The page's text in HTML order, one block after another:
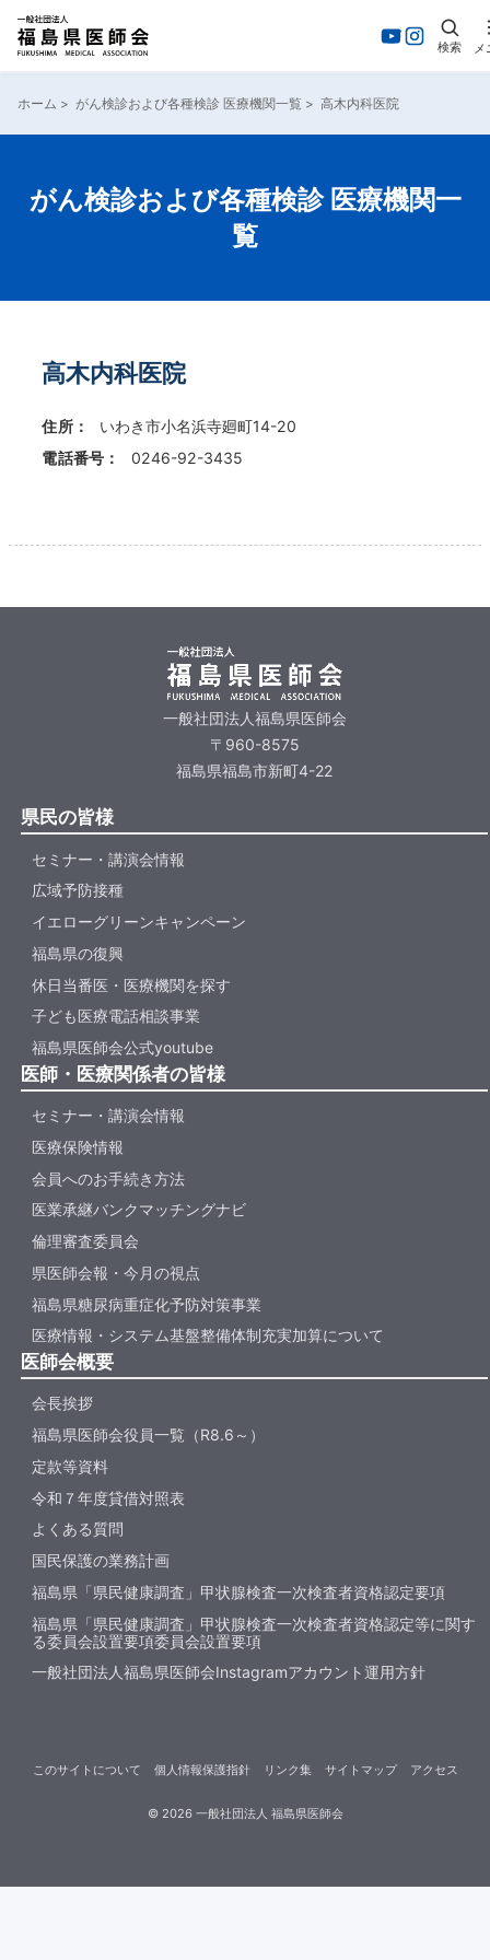
検索 メ
ホーム > がん検診および各種検診 医療機関一覧 > 高木内科医院
がん検診および各種検診 医療機関一
覧
高木内科医院
住所：
いわき市小名浜寺廻町14-20
電話番号：
0246-92-3435
一般社団法人福島県医師会
〒960-8575
福島県福島市新町4-22
県民の皆様
セミナー・講演会情報
広域予防接種
イエローグリーンキャンペーン
福島県の復興
休日当番医・医療機関を探す
子ども医療電話相談事業
福島県医師会公式youtube
医師・医療関係者の皆様
セミナー・講演会情報
医療保険情報
会員へのお手続き方法
医業承継バンクマッチングナビ
倫理審査委員会
県医師会報・今月の視点
福島県糖尿病重症化予防対策事業
医療情報・システム基盤整備体制充実加算について
医師会概要
会長挨拶
福島県医師会役員一覧（R8.6～）
定款等資料
令和７年度貸借対照表
よくある質問
国民保護の業務計画
福島県「県民健康調査」甲状腺検査一次検査者資格認定要項
福島県「県民健康調査」甲状腺検査一次検査者資格認定等に関す
る委員会設置要項委員会設置要項
一般社団法人福島県医師会Instagramアカウント運用方針
© 2026一般社団法人 福島県医師会
このサイトについて 個人情報保護指針 リンク集 サイトマップ アクセス